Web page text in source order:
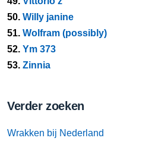
50. Willy janine
51. Wolfram (possibly)
52. Ym 373
53. Zinnia
Verder zoeken
Wrakken bij Nederland